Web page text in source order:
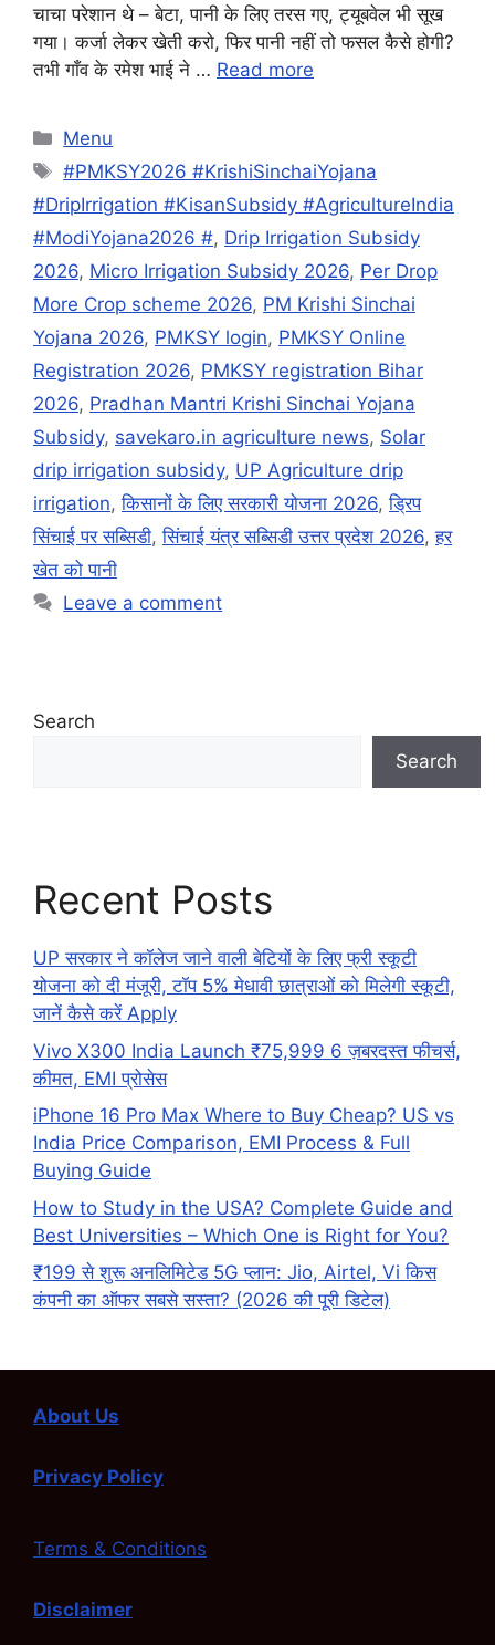
चाचा परेशान थे – बेटा, पानी के लिए तरस गए, ट्यूबवेल भी सूख
गया। कर्जा लेकर खेती करो, फिर पानी नहीं तो फसल कैसे होगी?
तभी गाँव के रमेश भाई ने … Read more
Categories
Menu
Tags
#PMKSY2026 #KrishiSinchaiYojana
#DripIrrigation #KisanSubsidy #AgricultureIndia
#ModiYojana2026 #, Drip Irrigation Subsidy
2026, Micro Irrigation Subsidy 2026, Per Drop
More Crop scheme 2026, PM Krishi Sinchai
Yojana 2026, PMKSY login, PMKSY Online
Registration 2026, PMKSY registration Bihar
2026, Pradhan Mantri Krishi Sinchai Yojana
Subsidy, savekaro.in agriculture news, Solar
drip irrigation subsidy, UP Agriculture drip
irrigation,किसानों के लिए सरकारी योजना 2026,ड्रिप
सिंचाई पर सब्सिडी,सिंचाई यंत्र सब्सिडी उत्तर प्रदेश 2026,हर
खेत को पानी
Leave a comment
Search
Search
Recent Posts
UP सरकार ने कॉलेज जाने वाली बेटियों के लिए फ्री स्कूटी
योजना को दी मंजूरी, टॉप 5% मेधावी छात्राओं को मिलेगी स्कूटी,
जानें कैसे करें Apply
Vivo X300 India Launch ₹75,999 6 ज़बरदस्त फीचर्स,
कीमत, EMI प्रोसेस
iPhone 16 Pro Max Where to Buy Cheap? US vs
India Price Comparison, EMI Process & Full
Buying Guide
How to Study in the USA? Complete Guide and
Best Universities – Which One is Right for You?
₹199 से शुरू अनलिमिटेड 5G प्लान: Jio, Airtel, Vi किस
कंपनी का ऑफर सबसे सस्ता? (2026 की पूरी डिटेल)
About Us
Privacy Policy
Terms & Conditions
Disclaimer